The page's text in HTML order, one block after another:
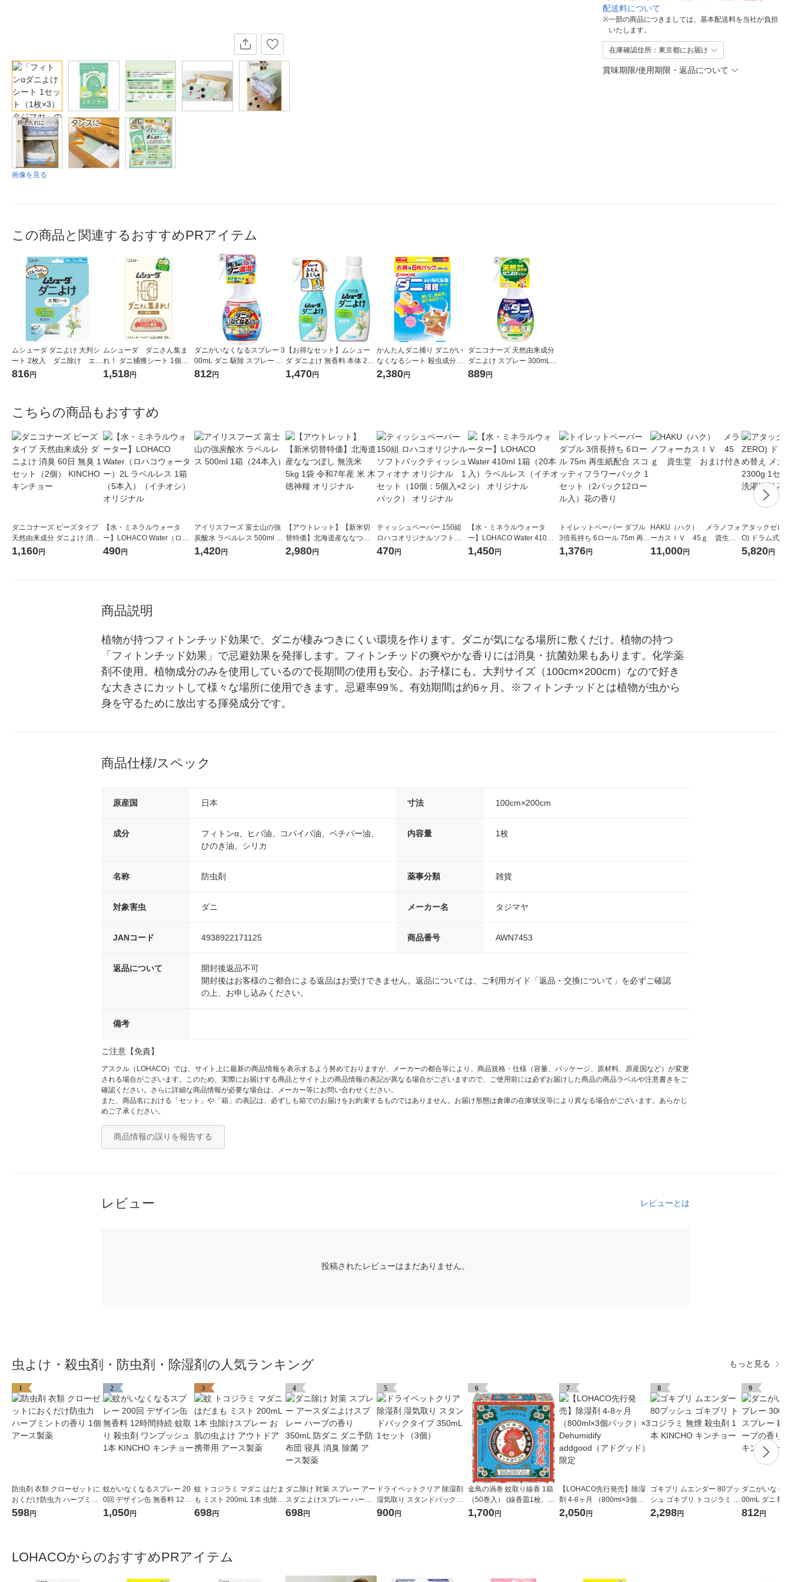
画像を見る
配送料について
※一部の商品につきましては、基本配送料を当社が負担
いたします。
在庫確認住所：東京都にお届け
賞味期限/使用期限・返品について
この商品と関連するおすすめPRアイテム
ムシューダ ダニよけ 大判シ
ート 2枚入 ダニ除け エス
テー
816円
ムシューダ ダニさん集ま
れ！ ダニ捕獲シート 1個（2
枚入） エステー
1,518円
ダニがいなくなるスプレー 3
00mL ダニ 駆除 スプレー 殺
虫剤 対策 ソープの香り 1本
812円
【お得なセット】ムシュー
ダ ダニよけ 無香料 本体 220
ml 1個 + つけかえ用 220ml 1
個 ダニ除け エステー
1,470円
かんたんダニ捕り ダニがい
なくなるシート 殺虫成分不
使用 1箱（6枚入） KINCHO
キンチョー
2,380円
ダニコナーズ 天然由来成分
ダニよけ スプレー 300mL
（殺虫成分不使用） 1本 KIN
889円
こちらの商品もおすすめ
ダニコナーズ ビーズタイプ
天然由来成分 ダニよけ 消臭
60日 無臭 1セット（2個） K
INCHO キンチョー
1,160円
【水・ミネラルウォータ
ー】LOHACO Water（ロハ
コウォーター）2L ラベルレ
490円
アイリスフーズ 富士山の強
炭酸水 ラベルレス 500ml 1
箱（24本入）
1,420円
【アウトレット】【新米切
替特価】北海道産ななつぼ
し 無洗米 5kg 1袋 令和7年産
米 木徳神糧 オリジナル
2,980円
ティッシュペーパー 150組
ロハコオリジナルソフトパ
ックティッシュ フィオナ オ
470円
【水・ミネラルウォータ
ー】LOHACO Water 410ml
1箱（20本入）ラベルレス
（イチオシ） オリジナル
1,450円
トイレットペーパー ダブル
3倍長持ち 6ロール 75m 再生
紙配合 スコッティフラワー
パック 1セット（2パック12
1,376円
HAKU（ハク） メラノフォ
ーカスＩＶ 45ｇ 資生
堂 おまけ付き
11,000円
アタックゼロ
O) ドラム式専
ガジャンボ
（2個入) 洗濯
5,820円
商品説明
植物が持つフィトンチッド効果で、ダニが棲みつきにくい環境を作ります。ダニが気になる場所に敷くだけ。植物の持つ
「フィトンチッド効果」で忌避効果を発揮します。フィトンチッドの爽やかな香りには消臭・抗菌効果もあります。化学薬
剤不使用。植物成分のみを使用しているので長期間の使用も安心。お子様にも。大判サイズ（100cm×200cm）なので好き
な大きさにカットして様々な場所に使用できます。忌避率99％。有効期間は約6ヶ月。※フィトンチッドとは植物が虫から
身を守るために放出する揮発成分です。
商品仕様/スペック
原産国 日本 寸法 100cm×200cm
成分
フィトンα、ヒバ油、コパイバ油、ベチバー油、
ひのき油、シリカ
内容量 1枚
名称 防虫剤 薬事分類 雑貨
対象害虫 ダニ メーカー名 タジマヤ
JANコード 4938922171125 商品番号 AWN7453
返品について
開封後返品不可
開封後はお客様のご都合による返品はお受けできません。返品については、ご利用ガイド「返品・交換について」を必ずご確認
の上、お申し込みください。
備考
ご注意【免責】
アスクル（LOHACO）では、サイト上に最新の商品情報を表示するよう努めておりますが、メーカーの都合等により、商品規格・仕様（容量、パッケージ、原材料、原産国など）が変更
される場合がございます。このため、実際にお届けする商品とサイト上の商品情報の表記が異なる場合がございますので、ご使用前には必ずお届けした商品の商品ラベルや注意書きをご
確認ください。さらに詳細な商品情報が必要な場合は、メーカー等にお問い合わせください。
また、商品名における「セット」や「箱」の表記は、必ずしも箱でのお届けをお約束するものではありません。お届け形態は倉庫の在庫状況等により異なる場合がございます。あらかじ
めご了承ください。
商品情報の誤りを報告する
レビュー レビューとは
投稿されたレビューはまだありません。
虫よけ・殺虫剤・防虫剤・除湿剤の人気ランキング もっと見る
1
防虫剤 衣類 クローゼットに
おくだけ防虫力 ハーブミン
トの香り 1個 アース製薬
598円
2
蚊がいなくなるスプレー 20
0回 デザイン缶 無香料 12時
間持続 蚊取り 殺虫剤 ワンプ
ッシュ 1本 KINCHO キンチ
1,050円
3
蚊 トコジラミ マダニ はだま
も ミスト 200mL 1本 虫除け
スプレー お肌の虫よけ アウ
698円
4
ダニ除け 対策 スプレー アー
スダニよけスプレー ハーブ
の香り 350mL 防ダニ ダニ予
698円
5
ドライペットクリア 除湿剤
湿気取り スタンドパックタ
イプ 350mL 1セット（3個）
900円
6
金鳥の渦巻 蚊取り線香 1箱
（50巻入） (線香皿1枚、線
香立1個入) 約7時間有効 蚊
駆除剤 KINCHO キンチョー
1,700円
7
【LOHACO先行発売】除湿
剤 4-8ヶ月 （800ml×3個パ
ック）×3 Dehumidify addgo
od（アドグッド） 限定
2,050円
8
ゴキブリ ムエンダー 80プッ
シュ ゴキブリ トコジラミ 無
煙 殺虫剤 1本 KINCHO キン
チョー
2,298円
9
ダニがいなく
00mL ダニ 駆
虫剤 対策 ソー
812円
LOHACOからのおすすめPRアイテム